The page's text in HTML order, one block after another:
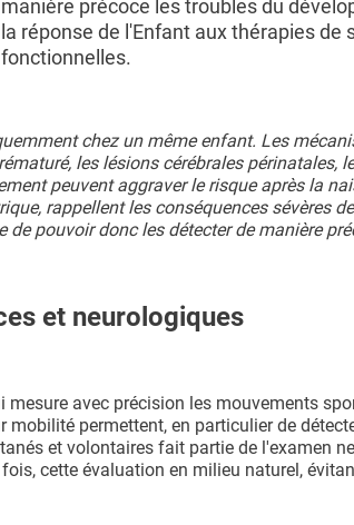
manière précoce les troubles du
la réponse de l'Enfant aux thérapies de
fonctionnelles.
chez un même enfant. Les
les lésions cérébrales périnatales,
peuvent aggraver le risque après la
rappellent les conséquences sévères
pouvoir donc les détecter de manière
et neurologiques
mesure avec précision les mouvements
permettent, en particulier de
et volontaires fait partie de l'examen
cette évaluation en milieu naturel,